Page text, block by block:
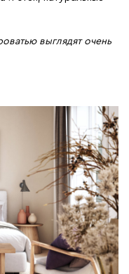
выглядят очень